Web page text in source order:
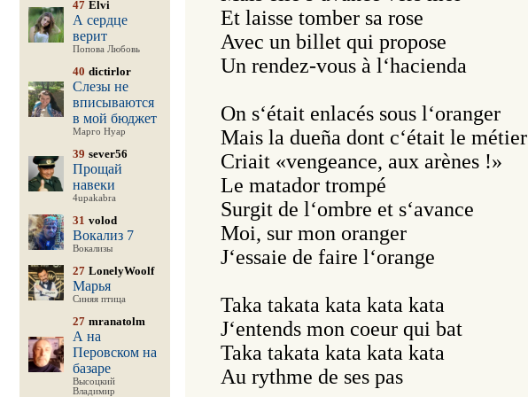
47 Elvi
А сердце
верит
Попова Любовь
40 dictirlor
Слезы не
вписываются
в мой бюджет
Марго Нуар
39 sever56
Прощай
навеки
4upakabra
31 volod
Вокализ 7
Вокализы
27 LonelyWoolf
Марья
Синяя птица
27 mranatolm
А на
Перовском на
базаре
Высоцкий
Владимир
Et laisse tomber sa rose
Avec un billet qui propose
Un rendez-vous à l‘hacienda
On s‘était enlacés sous l‘oranger
Mais la dueña dont c‘était le métier
Criait «vengeance, aux arènes !»
Le matador trompé
Surgit de l‘ombre et s‘avance
Moi, sur mon oranger
J‘essaie de faire l‘orange
Taka takata kata kata kata
J‘entends mon coeur qui bat
Taka takata kata kata kata
Au rythme de ses pas